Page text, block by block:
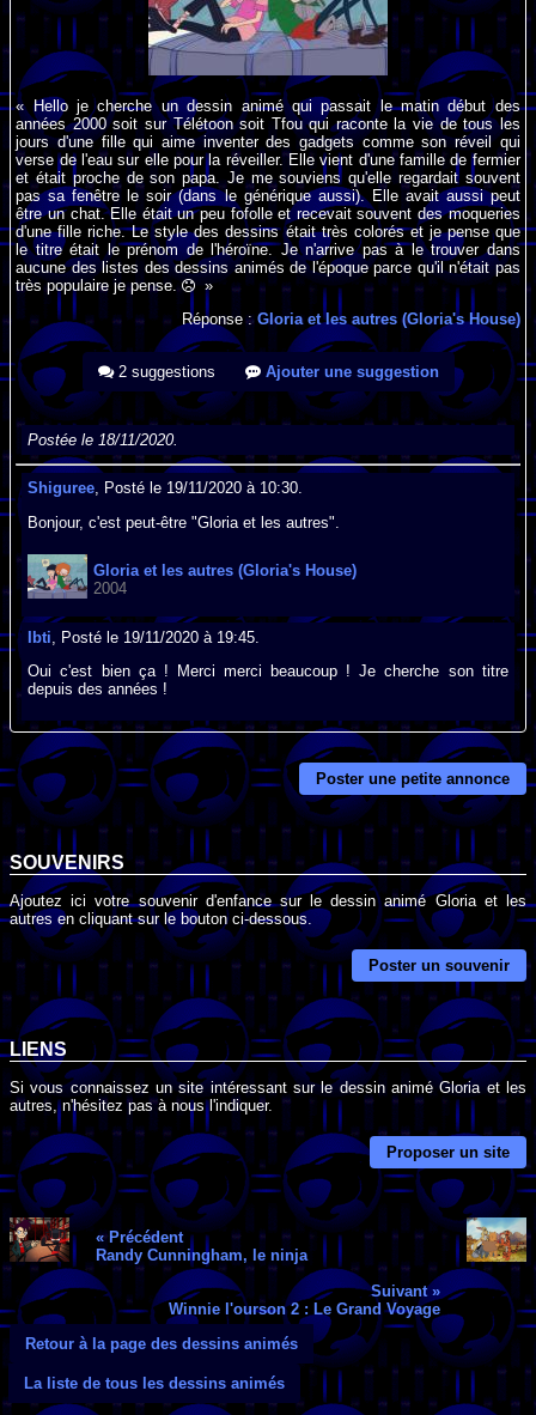
« Hello je cherche un dessin animé qui passait le matin début des
années 2000 soit sur Télétoon soit Tfou qui raconte la vie de tous les
jours d'une fille qui aime inventer des gadgets comme son réveil qui
verse de l'eau sur elle pour la réveiller. Elle vient d'une famille de fermier
et était proche de son papa. Je me souviens qu'elle regardait souvent
pas sa fenêtre le soir (dans le générique aussi). Elle avait aussi peut
être un chat. Elle était un peu fofolle et recevait souvent des moqueries
d'une fille riche. Le style des dessins était très colorés et je pense que
le titre était le prénom de l'héroïne. Je n'arrive pas à le trouver dans
aucune des listes des dessins animés de l'époque parce qu'il n'était pas
très populaire je pense.
»
Réponse :Gloria et les autres (Gloria's House)
2 suggestions Ajouter une suggestion
Postée le 18/11/2020.
Shiguree, Posté le 19/11/2020 à 10:30.
Bonjour, c'est peut-être "Gloria et les autres".
Gloria et les autres (Gloria's House)
2004
Ibti, Posté le 19/11/2020 à 19:45.
Oui c'est bien ça ! Merci merci beaucoup ! Je cherche son titre
depuis des années !
Poster une petite annonce
SOUVENIRS
Ajoutez ici votre souvenir d'enfance sur le dessin animé Gloria et les
autres en cliquant sur le bouton ci-dessous.
Poster un souvenir
LIENS
Si vous connaissez un site intéressant sur le dessin animé Gloria et les
autres, n'hésitez pas à nous l'indiquer.
Proposer un site
« Précédent
Randy Cunningham, le ninja
Suivant »
Winnie l'ourson 2 : Le Grand Voyage
Retour à la page des dessins animés
La liste de tous les dessins animés